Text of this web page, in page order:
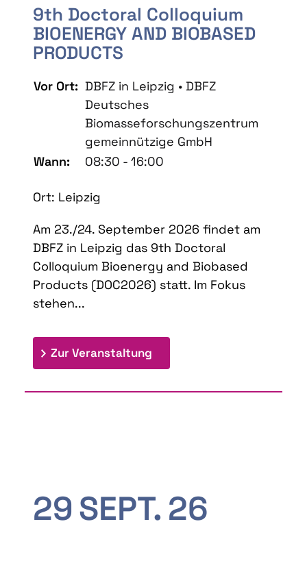
9th Doctoral Colloquium
BIOENERGY AND BIOBASED
PRODUCTS
Vor Ort: DBFZ in Leipzig • DBFZ
Deutsches
Biomasseforschungszentrum
gemeinnützige GmbH
Wann:
08:30 - 16:00
Ort: Leipzig
Am 23./24. September 2026 findet am
DBFZ in Leipzig das 9th Doctoral
Colloquium Bioenergy and Biobased
Products (DOC2026) statt. Im Fokus
stehen...
Zur Veranstaltung
29SEPT. 26